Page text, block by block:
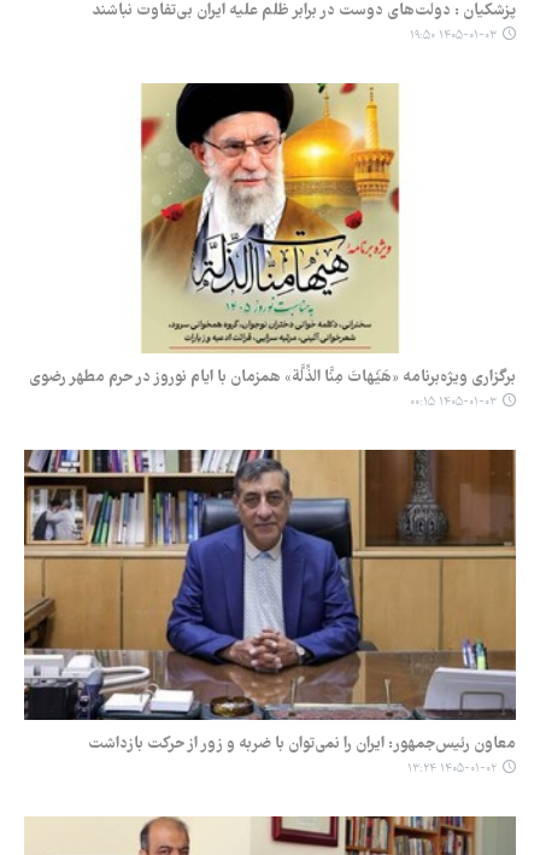
پزشکیان : دولت‌های دوست در برابر ظلم علیه ایران بی‌تفاوت نباشند
۱۴۰۵-۰۱-۰۳ ۱۹:۵۰
برگزاری ویژه‌برنامه «هَیْهَاتَ مِنَّا الذِّلَّة» همزمان با ایام نوروز در حرم مطهر رضوی
۱۴۰۵-۰۱-۰۳ ۰۰:۱۵
معاون رئیس‌جمهور: ایران را نمی‌توان با ضربه و زور از حرکت بازداشت
۱۴۰۵-۰۱-۰۲ ۱۳:۲۴